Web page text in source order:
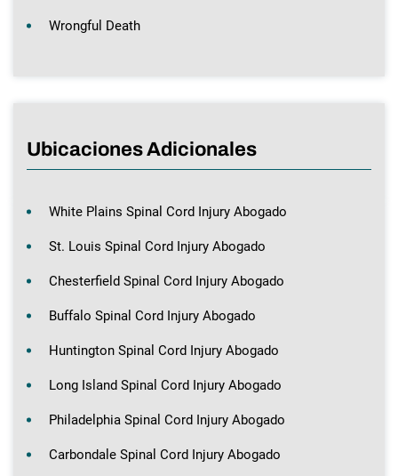
Wrongful Death
Ubicaciones Adicionales
White Plains Spinal Cord Injury Abogado
St. Louis Spinal Cord Injury Abogado
Chesterfield Spinal Cord Injury Abogado
Buffalo Spinal Cord Injury Abogado
Huntington Spinal Cord Injury Abogado
Long Island Spinal Cord Injury Abogado
Philadelphia Spinal Cord Injury Abogado
Carbondale Spinal Cord Injury Abogado